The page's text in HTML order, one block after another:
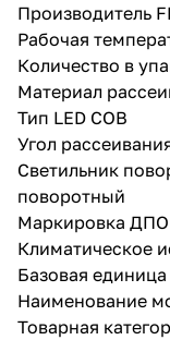
Производитель
Рабочая
Количество в
Материал
Тип LED COB
Угол
Светильник
поворотный
Маркировка ДПО
Климатическое
Базовая
Наименование
Товарная